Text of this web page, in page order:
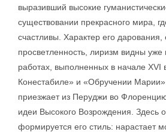
выразивший высокие
существовании прекрасного мира,
счастливы. Характер его дарования,
просветленность, лиризм видны
работах, выполненных в начале
Конестабиле» и «Обручении
приезжает из Перуджи во
идеи Высокого Возрождения. Здесь
формируется его стиль: нарастает